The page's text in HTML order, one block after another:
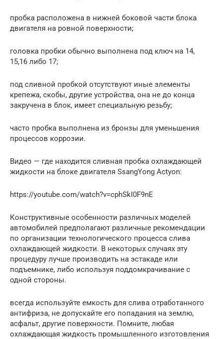
пробка расположена в нижней боковой части блока
двигателя на ровной поверхности;
головка пробки обычно выполнена под ключ на 14,
15,16 либо 17;
под сливной пробкой отсутствуют иные элементы
крепежа, скобы, другие устройства, она не до конца
закручена в блок, имеет специальную резьбу;
часто пробка выполнена из бронзы для уменьшения
процессов коррозии.
Видео — где находится сливная пробка охлаждающей
жидкости на блоке двигателя SsangYong Actyon:
https://youtube.com/watch?v=cphSkI0F9nE
Конструктивные особенности различных моделей
автомобилей предполагают различные рекомендации
по организации технологического процесса слива
охлаждающей жидкости. В некоторых случаях эту
процедуру лучше производить на эстакаде или
подъемнике, либо используя поддомкрачивание с
одной стороны.
всегда используйте емкость для слива отработанного
антифриза, не допускайте его попадания на землю,
асфальт, другие поверхности. Помните, любая
охлаждающая жидкость промышленного изготовления